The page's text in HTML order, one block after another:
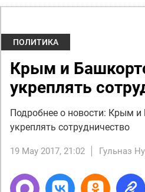
ПОЛИТИКА
Крым и
укреплять
Подробнее о новости: Крым и
укреплять сотрудничество
19 May 2017, 21:02 Гульназ